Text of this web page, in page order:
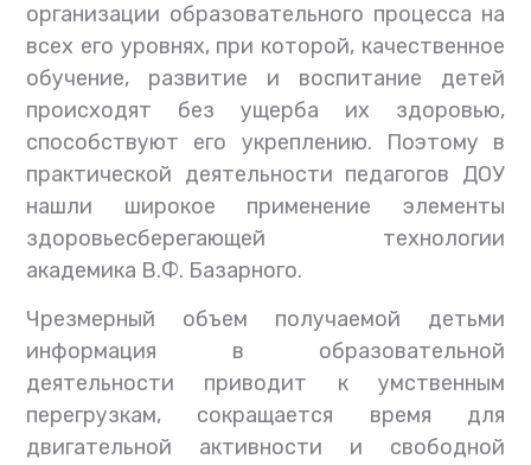
организации образовательного процесса на
всех его уровнях, при которой, качественное
обучение, развитие и воспитание детей
происходят без ущерба их здоровью,
способствуют его укреплению. Поэтому в
практической деятельности педагогов ДОУ
нашли широкое применение элементы
здоровьесберегающей технологии
академика В.Ф. Базарного.
Чрезмерный объем получаемой детьми
информация в образовательной
деятельности приводит к умственным
перегрузкам, сокращается время для
двигательной активности и свободной